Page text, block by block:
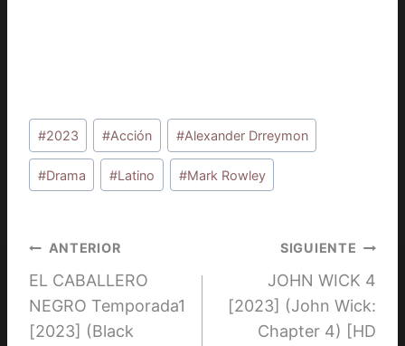
Etiquetas
de
la
#2023 #Acción #Alexander Drreymon
#Drama #Latino #Mark Rowley
Navegación
de
entradas
ANTERIOR
EL CABALLERO
NEGRO Temporada1
[2023] (Black
SIGUIENTE
JOHN WICK 4
[2023] (John Wick:
Chapter 4) [HD